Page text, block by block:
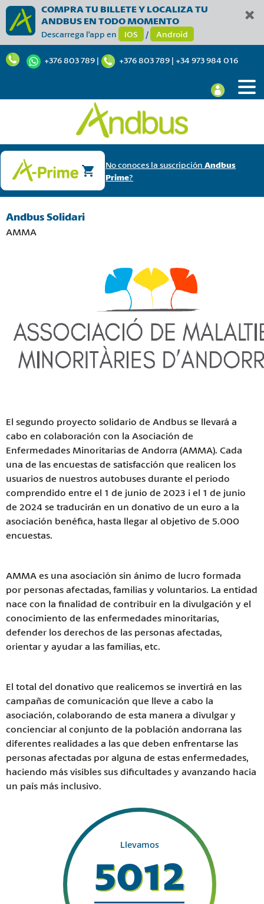
COMPRA TU BILLETE Y LOCALIZA TU
ANDBUS EN TODO MOMENTO
Descarrega l'app en IOS / Android
+376 803 789 | +376 803 789 | +34 973 984 016
No conoces la suscripciónAndbus
Prime?
Andbus Solidari
AMMA
El segundo proyecto solidario de Andbus se llevará a
cabo en colaboración con la Asociación de
Enfermedades Minoritarias de Andorra (AMMA). Cada
una de las encuestas de satisfacción que realicen los
usuarios de nuestros autobuses durante el periodo
comprendido entre el 1 de junio de 2023 i el 1 de junio
de 2024 se traducirán en un donativo de un euro a la
asociación benéfica, hasta llegar al objetivo de 5.000
encuestas.
AMMA es una asociación sin ánimo de lucro formada
por personas afectadas, familias y voluntarios. La entidad
nace con la finalidad de contribuir en la divulgación y el
conocimiento de las enfermedades minoritarias,
defender los derechos de las personas afectadas,
orientar y ayudar a las familias, etc.
El total del donativo que realicemos se invertirá en las
campañas de comunicación que lleve a cabo la
asociación, colaborando de esta manera a divulgar y
concienciar al conjunto de la población andorrana las
diferentes realidades a las que deben enfrentarse las
personas afectadas por alguna de estas enfermedades,
haciendo más visibles sus dificultades y avanzando hacia
un país más inclusivo.
Llevamos
5012